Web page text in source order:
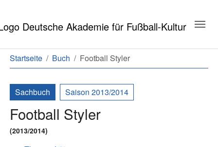
Sie sind hier:
Startseite Buch Football Styler
Sachbuch Saison 2013/2014
Football Styler
(2013/2014)